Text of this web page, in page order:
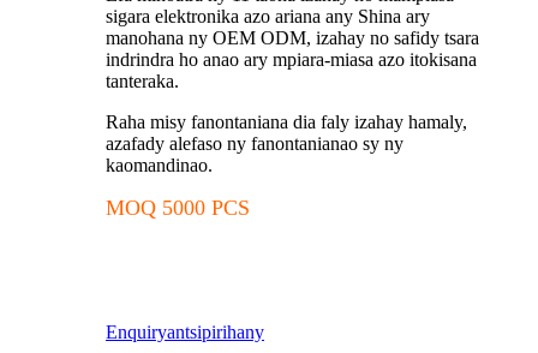
sigara elektronika azo ariana any Shina ary
manohana ny OEM ODM, izahay no safidy tsara
indrindra ho anao ary mpiara-miasa azo itokisana
tanteraka.
Raha misy fanontaniana dia faly izahay hamaly,
azafady alefaso ny fanontanianao sy ny
kaomandinao.
MOQ 5000 PCS
Enquiryantsipirihany